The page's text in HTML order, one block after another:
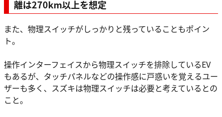
離は270km以上を想定
また、物理スイッチがしっかりと残っていることもポイン
ト。
操作インターフェイスから物理スイッチを排除しているEV
もあるが、タッチパネルなどの操作感に戸惑いを覚えるユー
ザーも多く、スズキは物理スイッチは必要と考えているとの
こと。